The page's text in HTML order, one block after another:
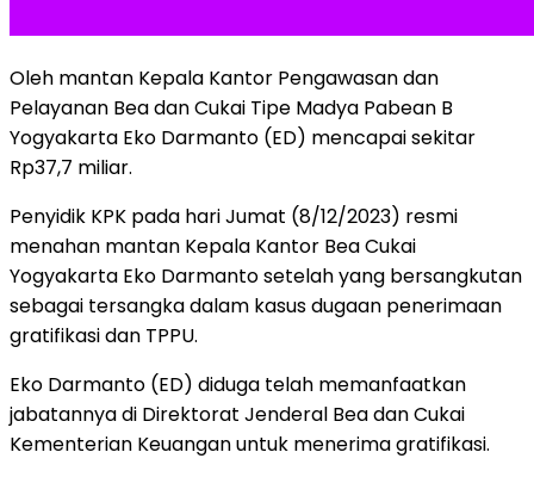
Oleh mantan Kepala Kantor Pengawasan dan
Pelayanan Bea dan Cukai Tipe Madya Pabean B
Yogyakarta Eko Darmanto (ED) mencapai sekitar
Rp37,7 miliar.
Penyidik KPK pada hari Jumat (8/12/2023) resmi
menahan mantan Kepala Kantor Bea Cukai
Yogyakarta Eko Darmanto setelah yang bersangkutan
sebagai tersangka dalam kasus dugaan penerimaan
gratifikasi dan TPPU.
Eko Darmanto (ED) diduga telah memanfaatkan
jabatannya di Direktorat Jenderal Bea dan Cukai
Kementerian Keuangan untuk menerima gratifikasi.